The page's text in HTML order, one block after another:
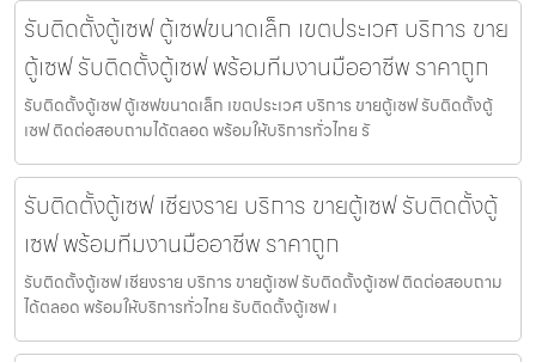
รับติดตั้งตู้เซฟ ตู้เซฟขนาดเล็ก เขตประเวศ บริการ ขาย
ตู้เซฟ รับติดตั้งตู้เซฟ พร้อมทีมงานมืออาชีพ ราคาถูก
รับติดตั้งตู้เซฟ ตู้เซฟขนาดเล็ก เขตประเวศ บริการ ขายตู้เซฟ รับติดตั้งตู้
เซฟ ติดต่อสอบถามได้ตลอด พร้อมให้บริการทั่วไทย รั
รับติดตั้งตู้เซฟ เชียงราย บริการ ขายตู้เซฟ รับติดตั้งตู้
เซฟ พร้อมทีมงานมืออาชีพ ราคาถูก
รับติดตั้งตู้เซฟ เชียงราย บริการ ขายตู้เซฟ รับติดตั้งตู้เซฟ ติดต่อสอบถาม
ได้ตลอด พร้อมให้บริการทั่วไทย รับติดตั้งตู้เซฟ เ